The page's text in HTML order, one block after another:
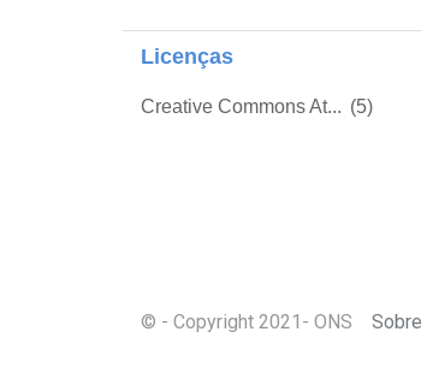
Licenças
Creative Commons At... (5)
© - Copyright 2021 - ONS